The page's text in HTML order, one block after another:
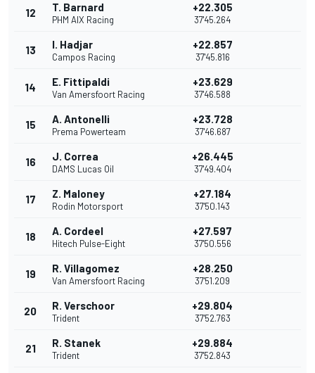
12 T. Barnard
PHM AIX Racing
+22.305
37'45.264
13 I. Hadjar
Campos Racing
+22.857
37'45.816
14 E. Fittipaldi
Van Amersfoort Racing
+23.629
37'46.588
15 A. Antonelli
Prema Powerteam
+23.728
37'46.687
16 J. Correa
DAMS Lucas Oil
+26.445
37'49.404
17 Z. Maloney
Rodin Motorsport
+27.184
37'50.143
18 A. Cordeel
Hitech Pulse-Eight
+27.597
37'50.556
19 R. Villagomez
Van Amersfoort Racing
+28.250
37'51.209
20 R. Verschoor
Trident
+29.804
37'52.763
21 R. Stanek
Trident
+29.884
37'52.843